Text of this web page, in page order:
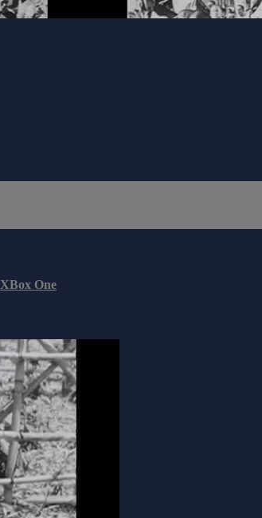
XBox One